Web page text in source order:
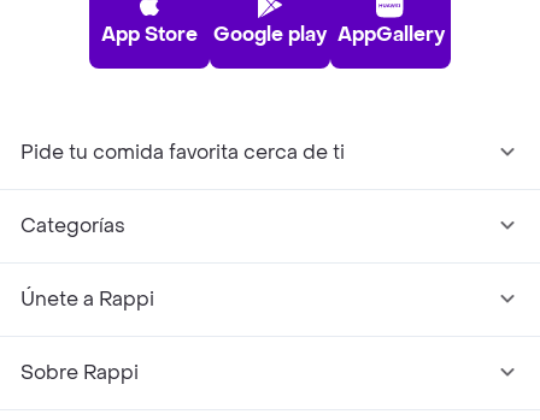
App Store Google play AppGallery
Pide tu comida favorita cerca de ti
Categorías
Únete a Rappi
Sobre Rappi